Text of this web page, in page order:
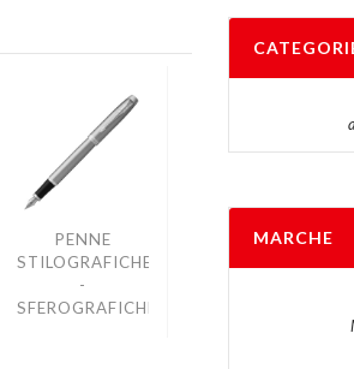
PENNE
STILOGRAFICHE
-
SFEROGRAFICHE
MARCHE